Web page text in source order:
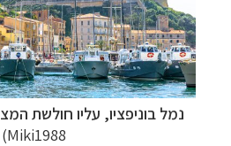
נמל בוניפציו, עליו חולשת
Miki1988)